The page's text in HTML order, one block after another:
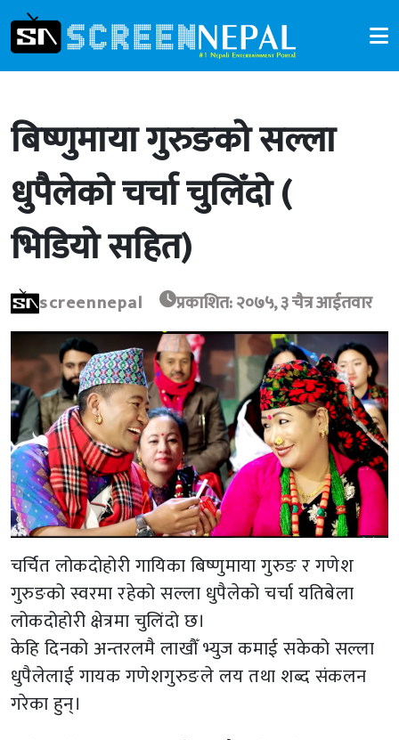
बिष्णुमाया गुरुङको सल्ला
धुपैलेको चर्चा चुलिँदो (
भिडियो सहित)
screennepal प्रकाशित: २०७५, ३ चैत्र आईतवार
चर्चित लोकदोहोरी गायिका बिष्णुमाया गुरुङ र गणेश
गुरुङको स्वरमा रहेको सल्ला धुपैलेको चर्चा यतिबेला
लोकदोहोरी क्षेत्रमा चुलिंदो छ।
केहि दिनको अन्तरलमै लाखौँ भ्युज कमाई सकेको सल्ला
धुपैलेलाई गायक गणेशगुरुङले लय तथा शब्द संकलन
गरेका हुन्।